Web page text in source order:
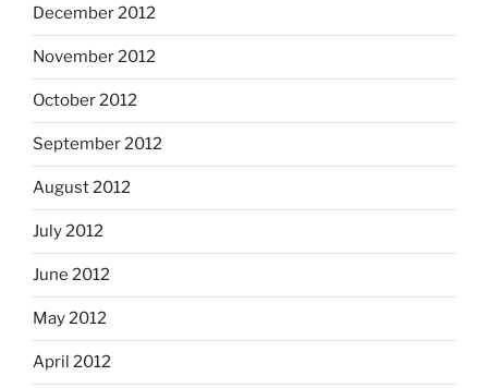
December 2012
November 2012
October 2012
September 2012
August 2012
July 2012
June 2012
May 2012
April 2012